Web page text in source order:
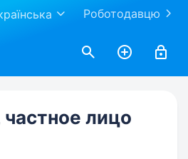
Роботодавцю
лицо